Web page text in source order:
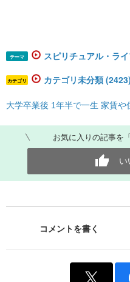
テーマ スピリチュアル・ラ
カテゴリ カテゴリ未分類 (2423)
大学卒業後 1年半で一生 家賃
お気に入りの記事を
い
コメントを書く